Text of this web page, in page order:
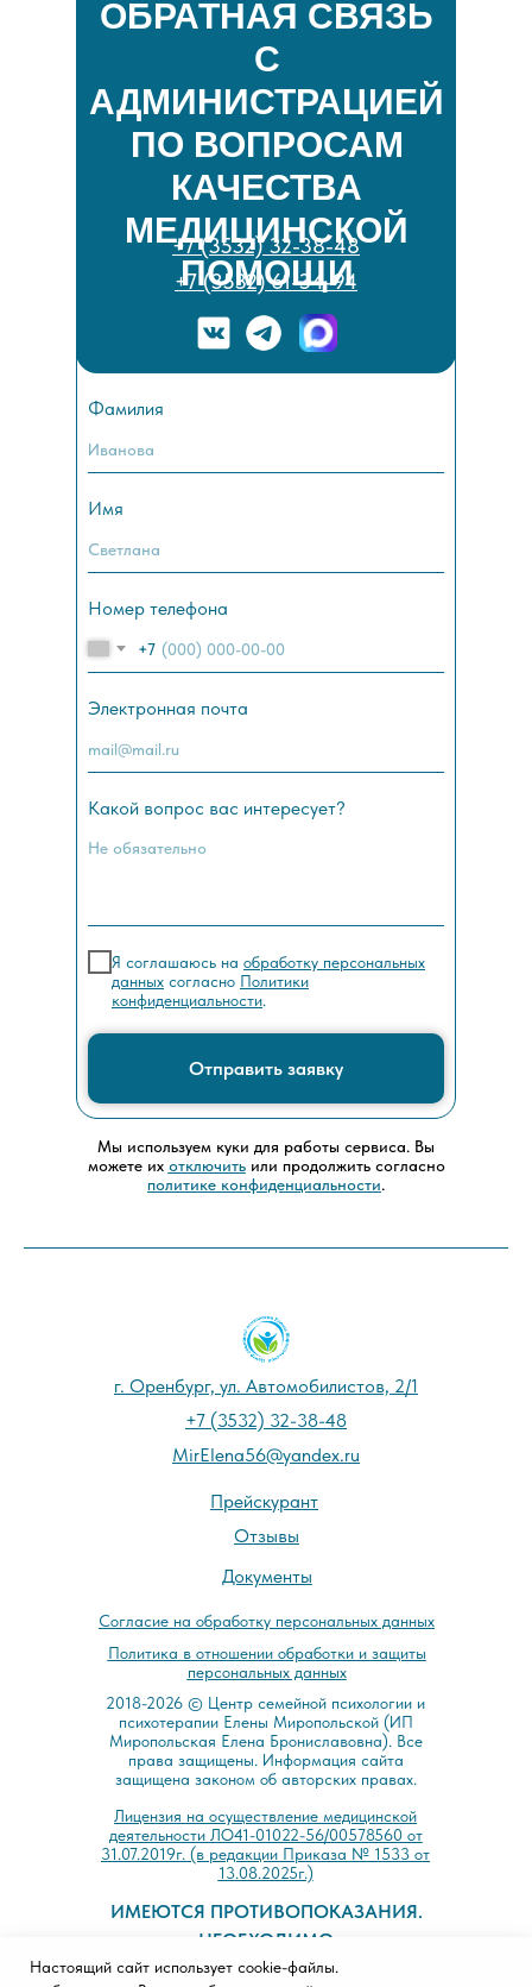
ОБРАТНАЯ СВЯЗЬ
С
АДМИНИСТРАЦИЕЙ
ПО ВОПРОСАМ
КАЧЕСТВА
МЕДИЦИНСКОЙ
ПОМОЩИ
+7 (3532) 32-38-48
Мы используем куки для работы сервиса. Вы
можете их отключитьили продолжить согласно
политике конфиденциальности.
+7 (3532) 61-34-94
Фамилия
Имя
Номер телефона
+7
Электронная почта
Какой вопрос вас интересует?
Я соглашаюсь на обработку персональных
данных согласно Политики
конфиденциальности.
Отправить заявку
Настоящий сайт использует cookie-файлы.
2018-2026 © Центр семейной психологии и
психотерапии Елены Миропольской (ИП
Миропольская Елена Брониславовна). Все
права защищены. Информация сайта
защищена законом об авторских правах.
Документы
Прейскурант
Отзывы
Лицензия на осуществление медицинской
деятельности ЛО41-01022-56/00578560 от
31.07.2019г. (в редакции Приказа № 1533 от
13.08.2025г.)
г. Оренбург, ул. Автомобилистов, 2/1
+7 (3532) 32-38-48
MirElena56@yandex.ru
Cогласие на обработку персональных данных
Политика в отношении обработки и защиты
персональных данных
ИМЕЮТСЯ ПРОТИВОПОКАЗАНИЯ.
НЕОБХОДИМО
ПРОКОНСУЛЬТИРОВАТЬСЯ СО